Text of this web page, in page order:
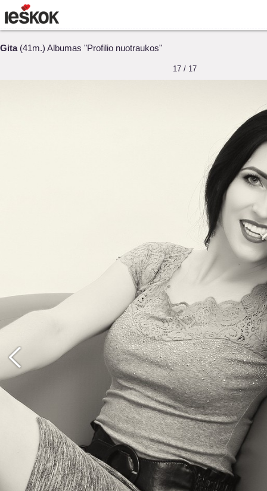
Gita(41m.) Albumas "Profilio nuotraukos"
17 / 17